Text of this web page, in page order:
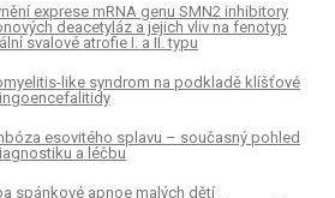
exprese mRNA genu SMN2 inhibitory
deacetyláz a jejich vliv na fenotyp
svalové atrofie I. a II. typu
like syndrom na podkladě klíšťové
esovitého splavu – současný pohled
a léčbu
spánkové apnoe malých dětí